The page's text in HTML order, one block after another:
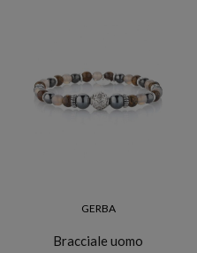
GERBA
Bracciale uomo